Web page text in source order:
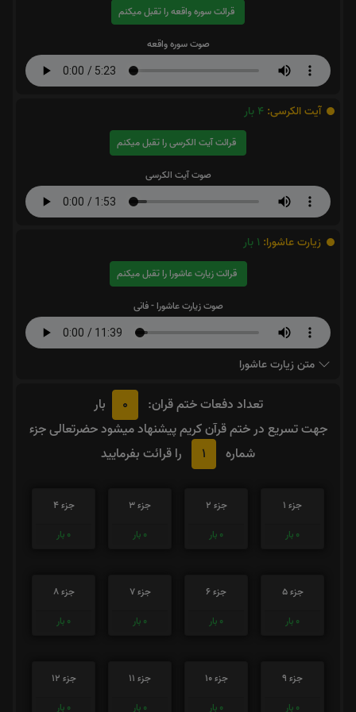
قرائت سوره واقعه را تقبل میکنم
صوت سوره واقعه
آیت الکرسی: 4 بار
قرائت آیت الکرسی را تقبل میکنم
صوت آیت الکرسی
زیارت عاشورا: 1 بار
قرائت زیارت عاشورا را تقبل میکنم
صوت زیارت عاشورا - فانی
متن زیارت عاشورا
تعداد دفعات ختم قران: 0
بار
جهت تسریع در ختم قرآن کریم پیشنهاد میشود حضرتعالی جزء
شماره
1 را قرائت بفرمایید
جزء 1
0 بار
جزء 2
0 بار
جزء 3
0 بار
جزء 4
0 بار
جزء 5
0 بار
جزء 6
0 بار
جزء 7
0 بار
جزء 8
0 بار
جزء 9
0 بار
جزء 10
0 بار
جزء 11
0 بار
جزء 12
0 بار